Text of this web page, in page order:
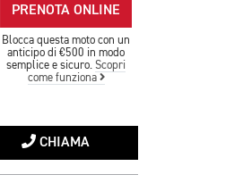
PRENOTA ONLINE
Blocca questa moto con un
anticipo di €500 in modo
semplice e sicuro.Scopri
come funziona
CHIAMA